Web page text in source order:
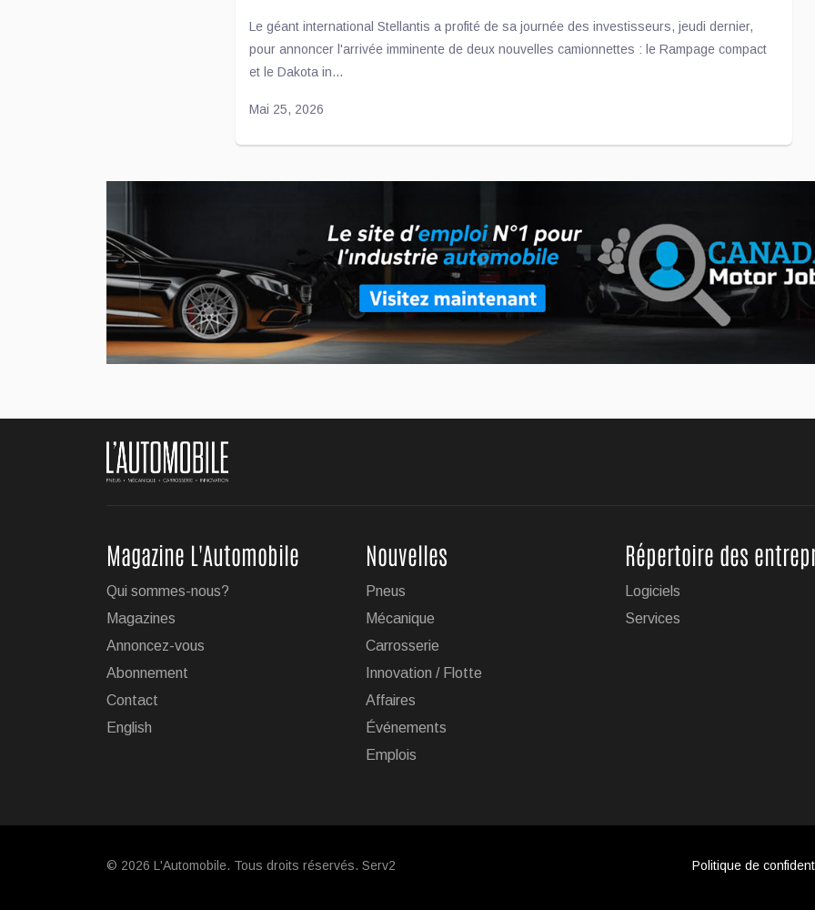
Le géant international Stellantis a profité de sa journée des investisseurs, jeudi dernier,
pour annoncer l'arrivée imminente de deux nouvelles camionnettes : le Rampage compact
et le Dakota in...
Mai 25, 2026
Magazine L'Automobile
Qui sommes-nous?
Magazines
Annoncez-vous
Abonnement
Contact
English
Nouvelles
Pneus
Mécanique
Carrosserie
Innovation / Flotte
Affaires
Événements
Emplois
Répertoire des
Logiciels
Services
© 2026 L'Automobile. Tous droits réservés. Serv2 Politique de